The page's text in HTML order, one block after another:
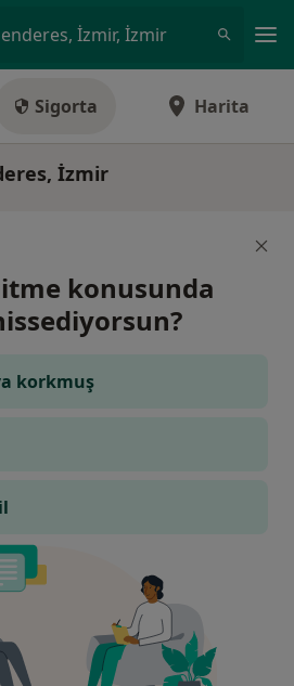
İzmir, İzmir
Sigorta Harita
İzmir
konusunda
korkmuş